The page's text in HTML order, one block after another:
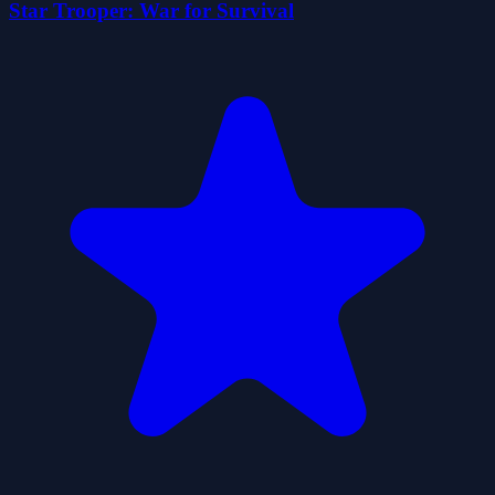
Star Trooper: War for Survival